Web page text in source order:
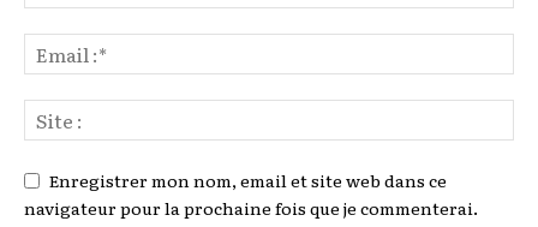
Enregistrer mon nom, email et site web dans ce
navigateur pour la prochaine fois que je commenterai.